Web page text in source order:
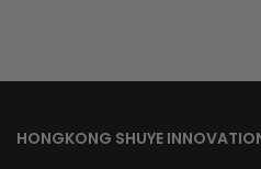
HONGKONG SHUYE